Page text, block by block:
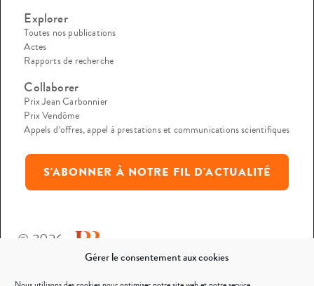
Gérer le consentement aux cookies
Explorer
Toutes nos publications
Actes
Rapports de recherche
Collaborer
Prix Jean Carbonnier
Prix Vendôme
Appels d’offres, appel à prestations et communications scientifiques
S'ABONNER À NOTRE FIL D'ACTUALITÉ
© 2026